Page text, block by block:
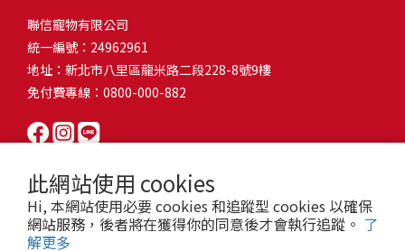
此網站使用 cookies
Hi, 本網站使用必要 cookies 和追蹤型 cookies 以確保
網站服務，後者將在獲得你的同意後才會執行追蹤。 了
解更多
尿尿？A: 建立固定如廁時間表，成功時立即獎勵。限制活動範圍並
密切監督。意外發生時不責罵，使用專用除臭劑徹底清理。Q5: 幼犬
一直吠叫怎麼辦？A: 找出原因（尋求注意力、警戒、焦慮）。訓練
「安靜」指令，停止吠叫時獎勵。避免對吠叫作出反應，確保充分
向獎勵比懲罰更有效且健康。懲罰可能導致恐懼或攻擊行為，破壞
狗狗怎麼辦？A: 循序漸進社交化，從友善成犬開始。不強迫互動，
正面經驗後給予獎勵。考慮參加專業幼犬社交課程。Q8: 幼犬分離焦
慮要如何處理？A: 練習短暫分離，逐漸延長。離開和返家時保持低
調。提供能分散注意力的玩具，建立可預測的離家儀式。每隻幼犬
有血絲、異味特別重，那就要小心可能是 寄生蟲感染（如蛔蟲、鈎
蟲、球蟲）或腸胃炎、腸道疾病。這類情況會影響營養吸收，長期
下來甚至可能造成貓咪消瘦、免疫力下降。定期驅蟲（幼貓建議每
月一次，成貓每 3~6 個月一次）。觀察貓咪精神狀態，如果還伴隨
嘔吐、食慾下降，務必儘早就醫。重點提醒：如果貓咪拉肚子超過 2
天，或糞便異常，應立即帶去獸醫院檢查！ 貓咪拉肚子原因5. 情緒
壓力影響腸胃壓力不只影響人類，也會影響貓咪的腸胃！過度緊
張、焦慮、驚嚇（如煙火聲、大聲喧嘩），都可能讓貓咪拉肚子。
尤其是個性敏感的貓咪，對變化的適應力比較低，壓力一大，腸胃
就先「罷工」。減少壓力來源，盡量讓貓咪的作息固定。給貓咪陪
髮打結和皮膚問題。建議週期：短毛貓每週梳1-2次，長毛貓則建議
2-3天梳一次。挑選合適的梳具也很重要，可以準備橡膠刷、鬃毛刷
或專用脫毛梳，依照毛質選擇。記得將梳毛變成愉快的日常儀式，
不僅能增加你們的互動時間，也讓貓咪享受被梳理的舒適感！預防
貓掉毛方法2：定期洗澡「貓咪會自己清潔，不需要洗澡」這個想法
其實不完全正確哦！適當的洗澡能幫助貓咪清除死毛和皮屑，減少
澡頻率不宜過高，一般室內貓咪1-3個月洗一次就足夠，過度洗澡反
而會造成皮膚乾燥。選擇專為貓咪設計的溫和洗毛精，洗後一定要
完全吹乾，避免濕毛造成皮膚問題。如果貓咪特別害怕洗澡，可以
花費3：貓跳台貓咪雖然不需要外出進行放電，但在家中還是需要擺
放高度適合的貓跳台提供貓咪玩耍，貓跳台與貓窩相同，能給予貓
咪對於環境的安全感。一次性養貓用品相關花費4：貓砂盆貓咪排泄
用品，可選擇合適貓咪體型大小，不宜過小。一次性養貓用品相關
想，需要準備一個能夠讓牠們放肆磨爪的貓抓板。一次性養貓用品
時，外出籠就非常重要，平常也可以適度讓貓咪適應外出籠，避免
緊急情況時，貓咪過度抗拒。總結來說貓咪在健康及用品的一次性
費用大約落在 $ 7900~ $ 11600不等。雖說金額看起來不少，但以上
聯信寵物有限公司
統一編號：24962961
地址：新北市八里區龍米路二段228-8號9樓
免付費專線：0800-000-882